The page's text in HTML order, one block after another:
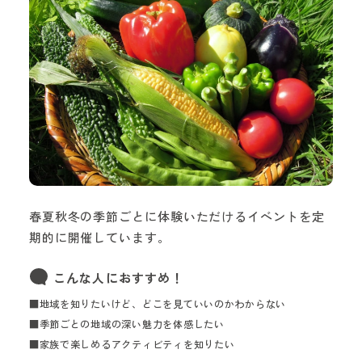
春夏秋冬の季節ごとに体験いただけるイベントを定
期的に開催しています。
こんな人におすすめ！
■地域を知りたいけど、どこを見ていいのかわからない
■季節ごとの地域の深い魅力を体感したい
■家族で楽しめるアクティビティを知りたい